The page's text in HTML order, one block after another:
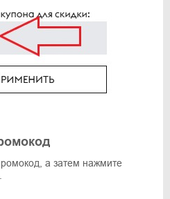
а затем нажмите